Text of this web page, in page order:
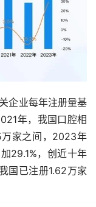
企业每年注册量基
年，我国口腔相
家之间，2023年
29.1%，创近十年
国已注册1.62万家